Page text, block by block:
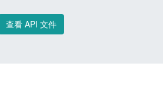
查看 API 文件